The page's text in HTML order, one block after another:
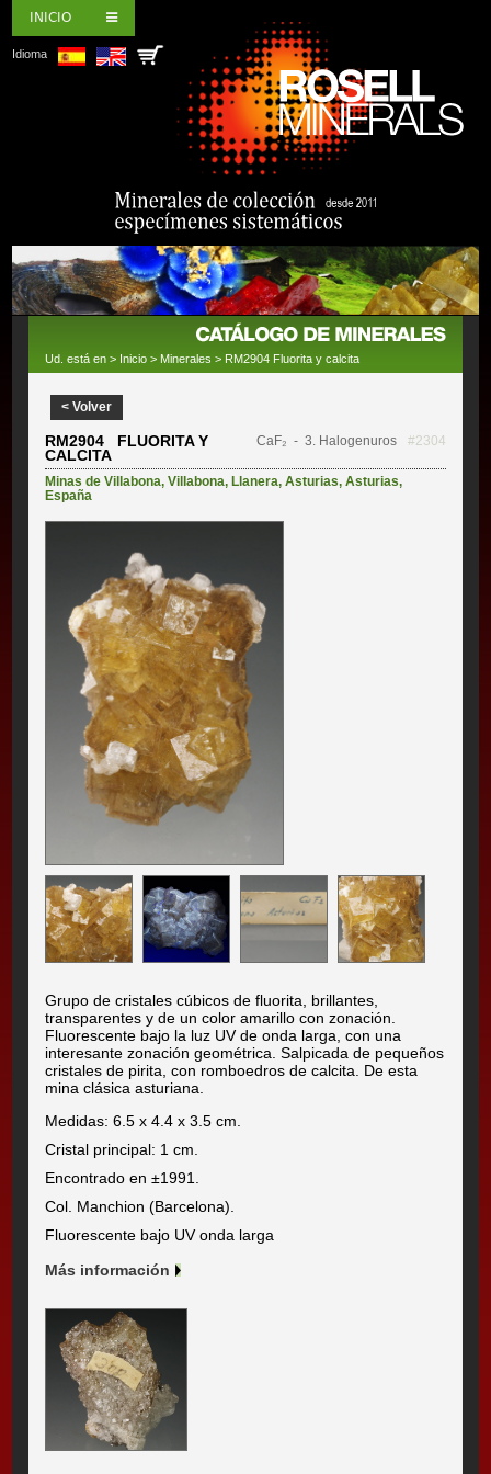
INICIO
Idioma
Ud. está en > Inicio > Minerales > RM2904 Fluorita y calcita
< Volver
RM2904 FLUORITA Y
CALCITA
CaF₂ - 3. Halogenuros #2304
Minas de Villabona,Villabona, Llanera,Asturias,Asturias,
España
Grupo de cristales cúbicos de fluorita, brillantes,
transparentes y de un color amarillo con zonación.
Fluorescente bajo la luz UV de onda larga, con una
interesante zonación geométrica. Salpicada de pequeños
cristales de pirita, con romboedros de calcita. De esta
mina clásica asturiana.
Medidas: 6.5 x 4.4 x 3.5 cm.
Cristal principal: 1 cm.
Encontrado en ±1991.
Col. Manchion (Barcelona).
Fluorescente bajo UV onda larga
Más información